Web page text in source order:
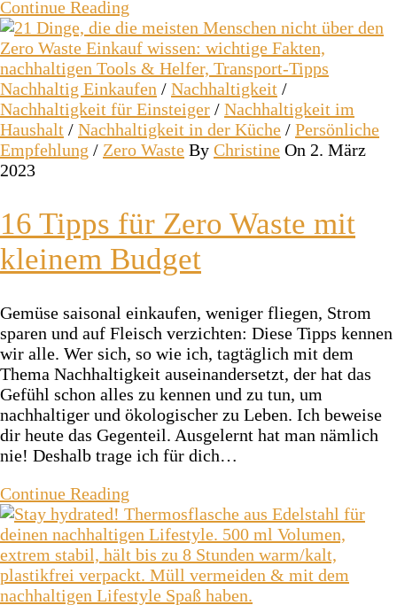
Continue Reading
Nachhaltig Einkaufen / Nachhaltigkeit /
Nachhaltigkeit für Einsteiger / Nachhaltigkeit im
Haushalt / Nachhaltigkeit in der Küche / Persönliche
Empfehlung / Zero Waste By Christine On 2. März
2023
16 Tipps für Zero Waste mit
kleinem Budget
Gemüse saisonal einkaufen, weniger fliegen, Strom
sparen und auf Fleisch verzichten: Diese Tipps kennen
wir alle. Wer sich, so wie ich, tagtäglich mit dem
Thema Nachhaltigkeit auseinandersetzt, der hat das
Gefühl schon alles zu kennen und zu tun, um
nachhaltiger und ökologischer zu Leben. Ich beweise
dir heute das Gegenteil. Ausgelernt hat man nämlich
nie! Deshalb trage ich für dich…
Continue Reading